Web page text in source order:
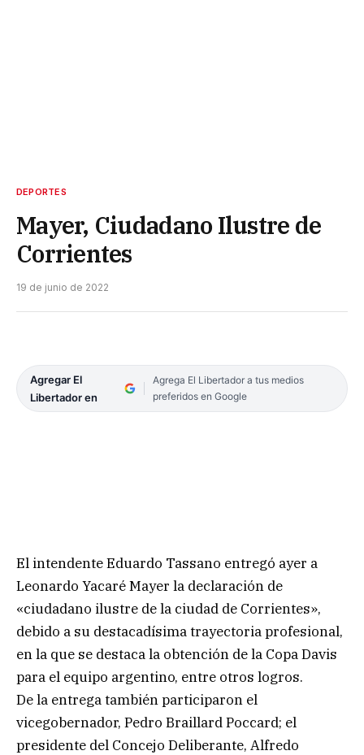
DEPORTES
Mayer, Ciudadano Ilustre de
Corrientes
19 de junio de 2022
Agregar El
Libertador en
Agrega El Libertador a tus medios
preferidos en Google
El intendente Eduardo Tassano entregó ayer a
Leonardo Yacaré Mayer la declaración de
«ciudadano ilustre de la ciudad de Corrientes»,
debido a su destacadísima trayectoria profesional,
en la que se destaca la obtención de la Copa Davis
para el equipo argentino, entre otros logros.
De la entrega también participaron el
vicegobernador, Pedro Braillard Poccard; el
presidente del Concejo Deliberante, Alfredo